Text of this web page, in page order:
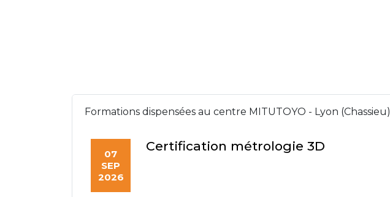
Formations dispensées au centre MITUTOYO - Lyon (Chassieu)
07
SEP
2026
Certification métrologie 3D